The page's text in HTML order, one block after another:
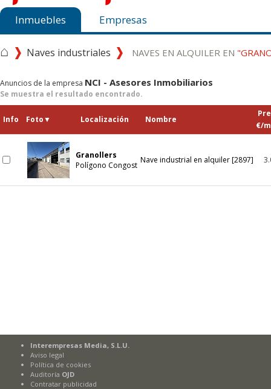
Inmuebles Empresas
⌂ Naves industriales NAVES EN ALQUILER EN
Anuncios de la empresa NCI - Asesores Inmobiliarios
Se muestra el resultado encontrado.
Info Foto▼ Localización Nombre
€/
Granollers
Polígono Congost
Nave industrial en alquiler [2897]
Interempresas Media, S.L.U.
Aviso legal
Política de cookies
Auditoría OJD
Contratar publicidad